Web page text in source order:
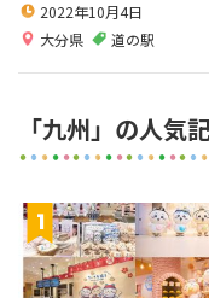
2022年10月4日
大分県
道の駅
「九州」の人気